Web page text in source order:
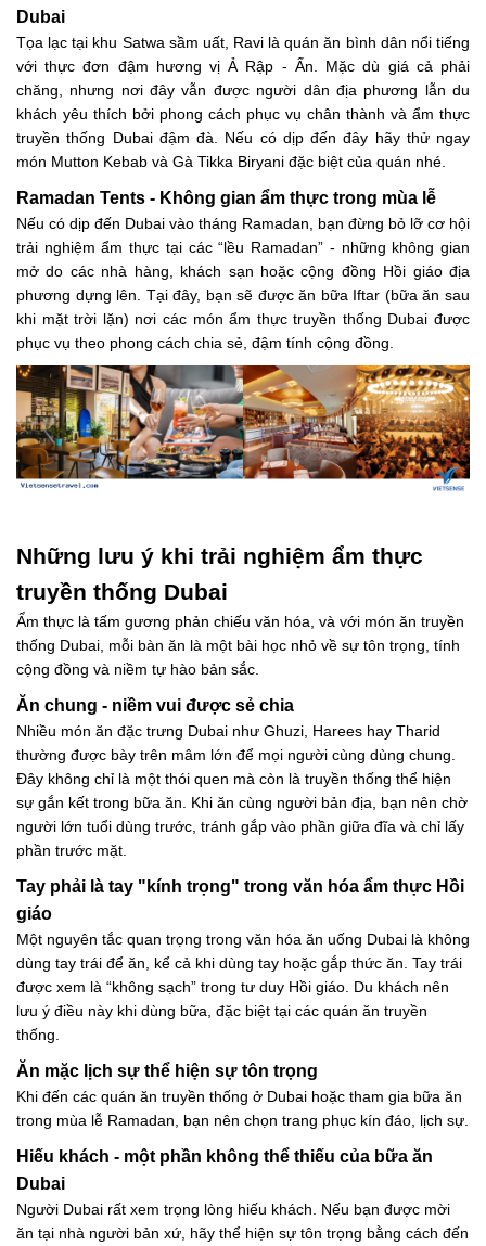
Dubai
Tọa lạc tại khu Satwa sầm uất, Ravi là quán ăn bình dân nổi tiếng
với thực đơn đậm hương vị Ả Rập - Ấn. Mặc dù giá cả phải
chăng, nhưng nơi đây vẫn được người dân địa phương lẫn du
khách yêu thích bởi phong cách phục vụ chân thành và ẩm thực
truyền thống Dubai đậm đà. Nếu có dịp đến đây hãy thử ngay
món Mutton Kebab và Gà Tikka Biryani đặc biệt của quán nhé.
Ramadan Tents - Không gian ẩm thực trong mùa lễ
Nếu có dịp đến Dubai vào tháng Ramadan, bạn đừng bỏ lỡ cơ hội
trải nghiệm ẩm thực tại các “lều Ramadan” - những không gian
mở do các nhà hàng, khách sạn hoặc cộng đồng Hồi giáo địa
phương dựng lên. Tại đây, bạn sẽ được ăn bữa Iftar (bữa ăn sau
khi mặt trời lặn) nơi các món ẩm thực truyền thống Dubai được
phục vụ theo phong cách chia sẻ, đậm tính cộng đồng.
Những lưu ý khi trải nghiệm ẩm thực
truyền thống Dubai
Ẩm thực là tấm gương phản chiếu văn hóa, và với món ăn truyền
thống Dubai, mỗi bàn ăn là một bài học nhỏ về sự tôn trọng, tính
cộng đồng và niềm tự hào bản sắc.
Ăn chung - niềm vui được sẻ chia
Nhiều món ăn đặc trưng Dubai như Ghuzi, Harees hay Tharid
thường được bày trên mâm lớn để mọi người cùng dùng chung.
Đây không chỉ là một thói quen mà còn là truyền thống thể hiện
sự gắn kết trong bữa ăn. Khi ăn cùng người bản địa, bạn nên chờ
người lớn tuổi dùng trước, tránh gắp vào phần giữa đĩa và chỉ lấy
phần trước mặt.
Tay phải là tay "kính trọng" trong văn hóa ẩm thực Hồi
giáo
Một nguyên tắc quan trọng trong văn hóa ăn uống Dubai là không
dùng tay trái để ăn, kể cả khi dùng tay hoặc gắp thức ăn. Tay trái
được xem là “không sạch” trong tư duy Hồi giáo. Du khách nên
lưu ý điều này khi dùng bữa, đặc biệt tại các quán ăn truyền
thống.
Ăn mặc lịch sự thể hiện sự tôn trọng
Khi đến các quán ăn truyền thống ở Dubai hoặc tham gia bữa ăn
trong mùa lễ Ramadan, bạn nên chọn trang phục kín đáo, lịch sự.
Hiếu khách - một phần không thể thiếu của bữa ăn
Dubai
Người Dubai rất xem trọng lòng hiếu khách. Nếu bạn được mời
ăn tại nhà người bản xứ, hãy thể hiện sự tôn trọng bằng cách đến